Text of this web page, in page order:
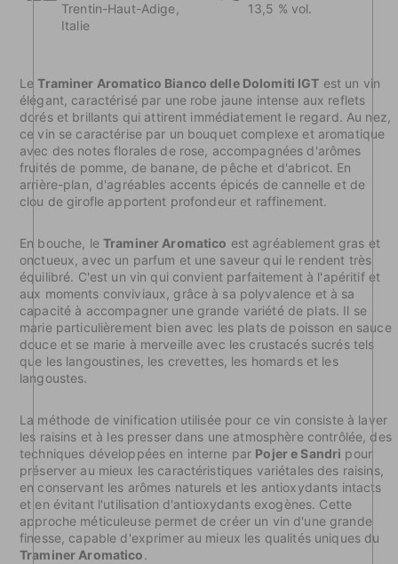
Trentin-Haut-Adige,
Italie
13,5 % vol.
LeTraminer Aromatico Bianco delle Dolomiti IGT est un vin
élégant, caractérisé par une robe jaune intense aux reflets
dorés et brillants qui attirent immédiatement le regard. Au nez,
ce vin se caractérise par un bouquet complexe et aromatique
avec des notes florales de rose, accompagnées d'arômes
fruités de pomme, de banane, de pêche et d'abricot. En
arrière-plan, d'agréables accents épicés de cannelle et de
clou de girofle apportent profondeur et raffinement.
En bouche, le Traminer Aromatico est agréablement gras et
onctueux, avec un parfum et une saveur qui le rendent très
équilibré. C'est un vin qui convient parfaitement à l'apéritif et
aux moments conviviaux, grâce à sa polyvalence et à sa
capacité à accompagner une grande variété de plats. Il se
marie particulièrement bien avec les plats de poisson en sauce
douce et se marie à merveille avec les crustacés sucrés tels
que les langoustines, les crevettes, les homards et les
langoustes.
La méthode de vinification utilisée pour ce vin consiste à laver
les raisins et à les presser dans une atmosphère contrôlée, des
techniques développées en interne par Pojer e Sandri pour
préserver au mieux les caractéristiques variétales des raisins,
en conservant les arômes naturels et les antioxydants intacts
et en évitant l'utilisation d'antioxydants exogènes. Cette
approche méticuleuse permet de créer un vin d'une grande
finesse, capable d'exprimer au mieux les qualités uniques du
Traminer Aromatico.